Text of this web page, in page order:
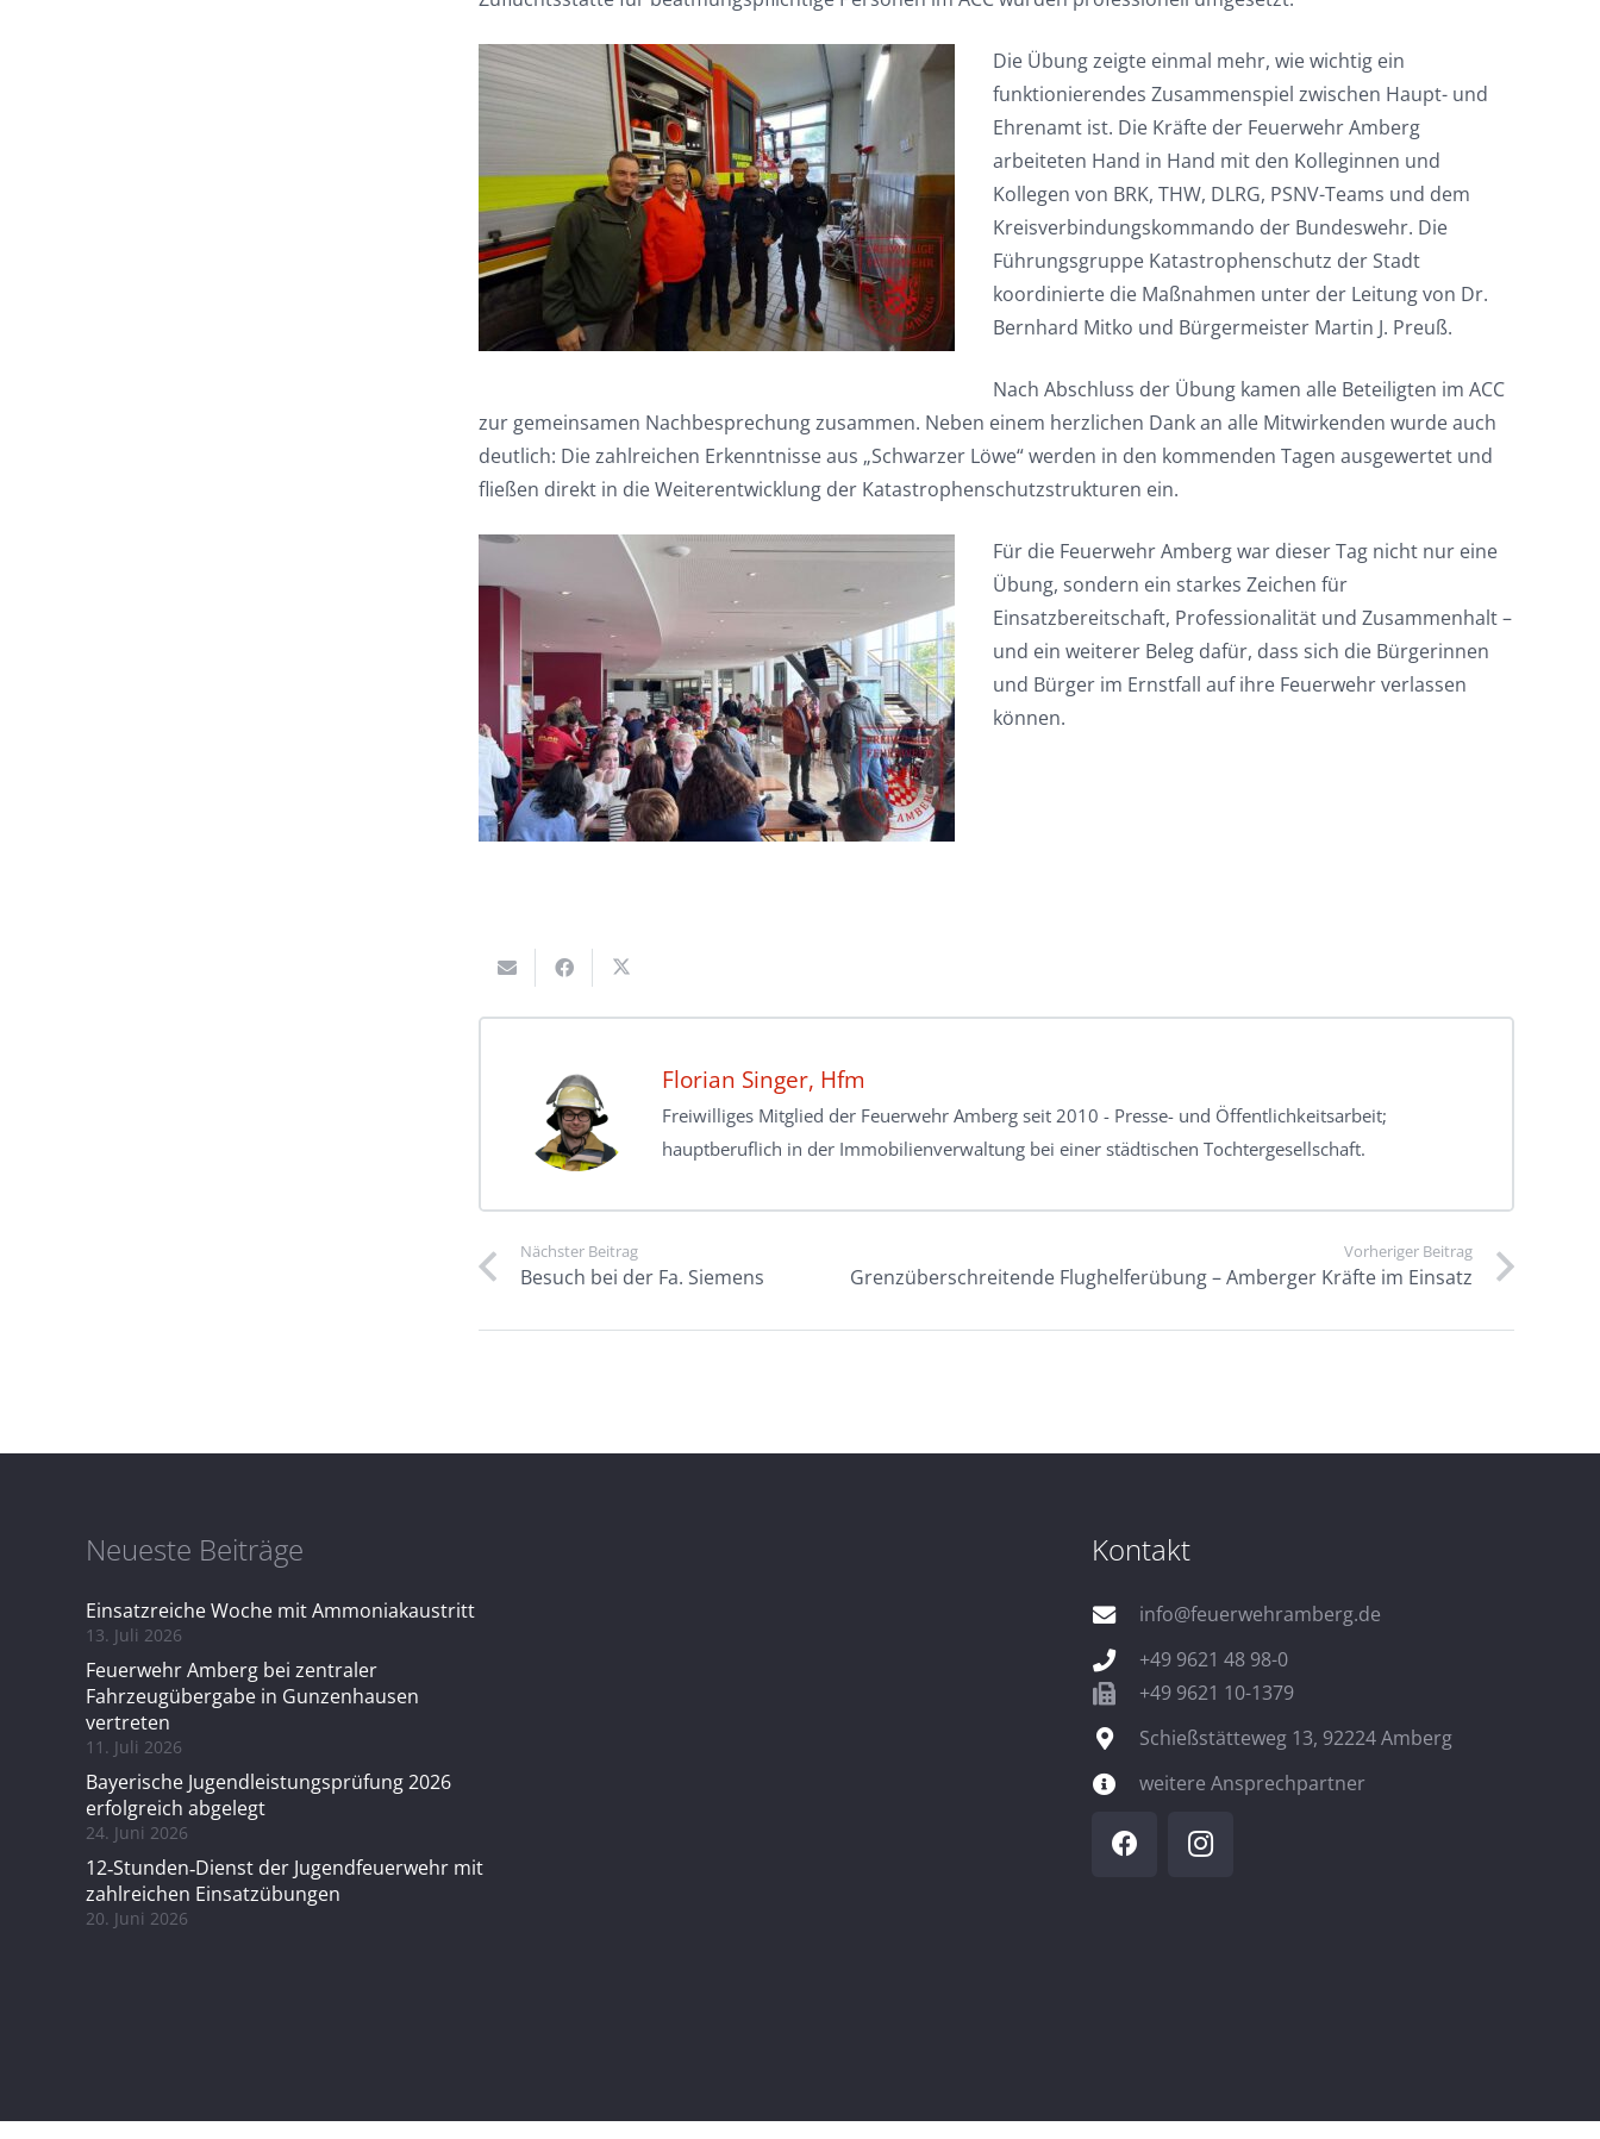
Die Übung zeigte einmal mehr, wie wichtig ein
funktionierendes Zusammenspiel zwischen Haupt- und
Ehrenamt ist. Die Kräfte der Feuerwehr Amberg
arbeiteten Hand in Hand mit den Kolleginnen und
Kollegen von BRK, THW, DLRG, PSNV-Teams und dem
Kreisverbindungskommando der Bundeswehr. Die
Führungsgruppe Katastrophenschutz der Stadt
koordinierte die Maßnahmen unter der Leitung von Dr.
Bernhard Mitko und Bürgermeister Martin J. Preuß.
Nach Abschluss der Übung kamen alle Beteiligten im ACC
zur gemeinsamen Nachbesprechung zusammen. Neben einem herzlichen Dank an alle Mitwirkenden wurde auch
deutlich: Die zahlreichen Erkenntnisse aus „Schwarzer Löwe“ werden in den kommenden Tagen ausgewertet und
fließen direkt in die Weiterentwicklung der Katastrophenschutzstrukturen ein.
Für die Feuerwehr Amberg war dieser Tag nicht nur eine
Übung, sondern ein starkes Zeichen für
Einsatzbereitschaft, Professionalität und Zusammenhalt –
und ein weiterer Beleg dafür, dass sich die Bürgerinnen
und Bürger im Ernstfall auf ihre Feuerwehr verlassen
können.
Florian Singer, Hfm
Freiwilliges Mitglied der Feuerwehr Amberg seit 2010 - Presse- und Öffentlichkeitsarbeit;
hauptberuflich in der Immobilienverwaltung bei einer städtischen Tochtergesellschaft.
Nächster Beitrag
Besuch bei der Fa. Siemens
Vorheriger Beitrag
Grenzüberschreitende Flughelferübung – Amberger Kräfte im Einsatz
Neueste Beiträge
Einsatzreiche Woche mit Ammoniakaustritt
13. Juli 2026
Feuerwehr Amberg bei zentraler
Fahrzeugübergabe in Gunzenhausen
vertreten
11. Juli 2026
Bayerische Jugendleistungsprüfung 2026
erfolgreich abgelegt
24. Juni 2026
12‑Stunden‑Dienst der Jugendfeuerwehr mit
zahlreichen Einsatzübungen
20. Juni 2026
Kontakt
info@feuerwehramberg.de
+49 9621 48 98-0
+49 9621 10-1379
Schießstätteweg 13, 92224 Amberg
weitere Ansprechpartner